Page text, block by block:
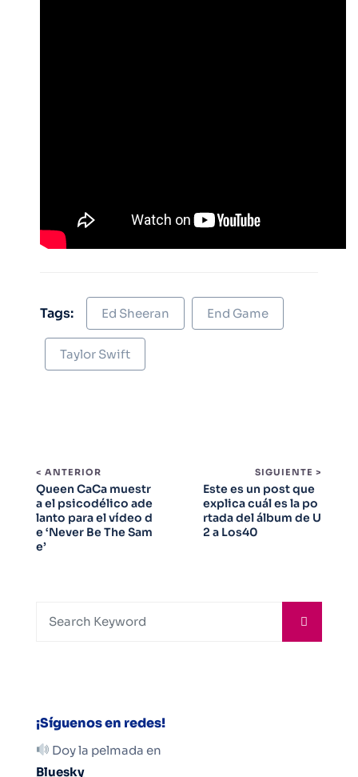
Tags: Ed Sheeran End Game
Taylor Swift
< ANTERIOR
Queen CaCa muestr
a el psicodélico ade
lanto para el vídeo d
e ‘Never Be The Sam
e’
SIGUIENTE >
Este es un post que
explica cuál es la po
rtada del álbum de U
2 a Los40
¡Síguenos en redes!
Doy la pelmada en
Bluesky